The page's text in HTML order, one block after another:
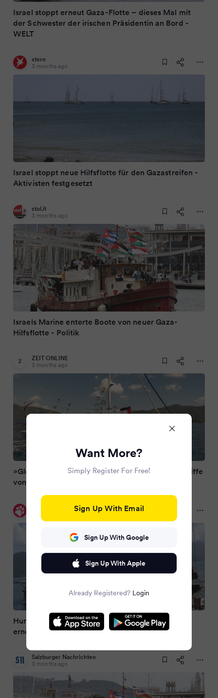
Israel stoppt erneut Gaza-Flotte – dieses Mal mit
der Schwester der irischen Präsidentin an Bord -
WELT
stern
3 months ago
Israel stoppt neue Hilfsflotte für den Gazastreifen -
Aktivisten festgesetzt
stol.it
3 months ago
Israels Marine enterte Boote von neuer Gaza-
Hilfsflotte - Politik
ZEIT ONLINE
3 months ago
»Global Sumud Flotilla«: Israel stoppt erneut Schiffe
von Gaza-Hilfsflotte
Humanitäre Lage im Gazastreifen: Israel fängt
erneut Gaza-Hilfsflotte ab
Salzburger Nachrichten
3 months ago
Want More?
Simply Register For Free!
Sign Up With Email
Sign Up With Google
Sign Up With Apple
Already Registered? Login